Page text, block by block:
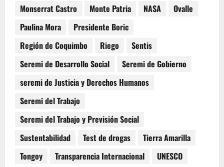
Monserrat Castro
Monte Patria NASA
Ovalle
Paulina Mora
Presidente Boric
Región de Coquimbo
Riego
Sentis
Seremi de Desarrollo Social
Seremi de Gobierno
seremi de Justicia y Derechos Humanos
Seremi del Trabajo
Seremi del Trabajo y Previsión Social
Sustentabilidad
Test de drogas
Tierra Amarilla
Tongoy
Transparencia Internacional UNESCO